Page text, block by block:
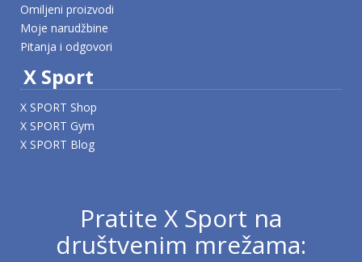
Omiljeni proizvodi
Moje narudžbine
Pitanja i odgovori
X Sport
X SPORT Shop
X SPORT Gym
X SPORT Blog
Pratite X Sport na
društvenim mrežama: